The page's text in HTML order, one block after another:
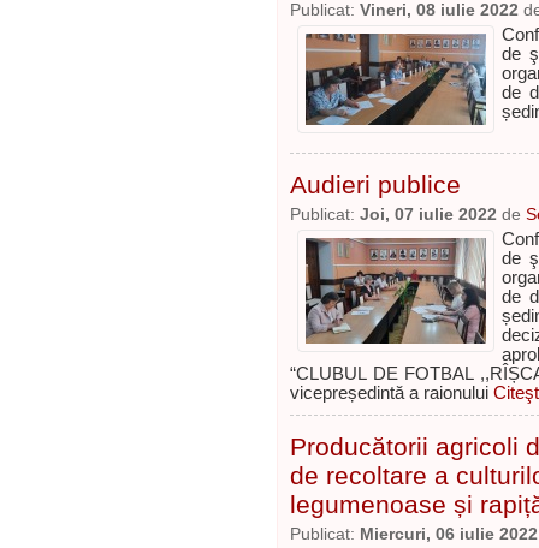
Publicat: Vineri, 08 iulie 2022
de
de
Audieri publice
Publicat: Joi, 07 iulie 2022 de
de
de
“CLUBUL DE FOTBAL
vicepreședintă a raionului
Producătorii agricoli
de recoltare a
legumenoase și
Publicat: Miercuri, 06 iulie 2022